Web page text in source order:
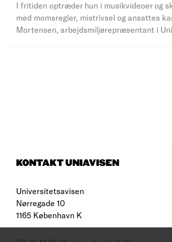
I fritiden optræder hun i musikvideoer og
med momsregler, mistrivsel og ansattes
Mortensen, arbejdsmiljørepræsentant i
KONTAKT UNIAVISEN
Universitetsavisen
Nørregade 10
1165 København K